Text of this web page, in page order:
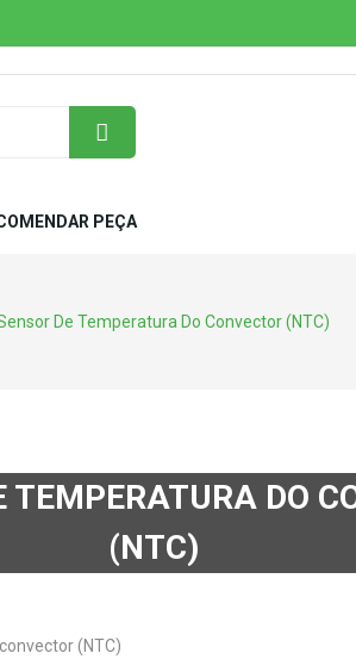
PEÇA
De Temperatura Do Convector (NTC)
TEMPERATURA DO
(NTC)
(NTC)